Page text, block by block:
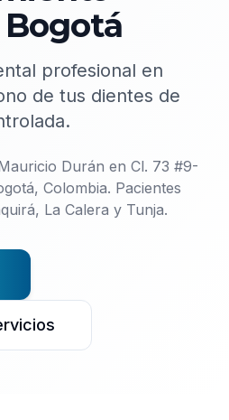
profesional en
de tus dientes de
Durán en Cl. 73 #9-
Colombia. Pacientes
La Calera y Tunja.